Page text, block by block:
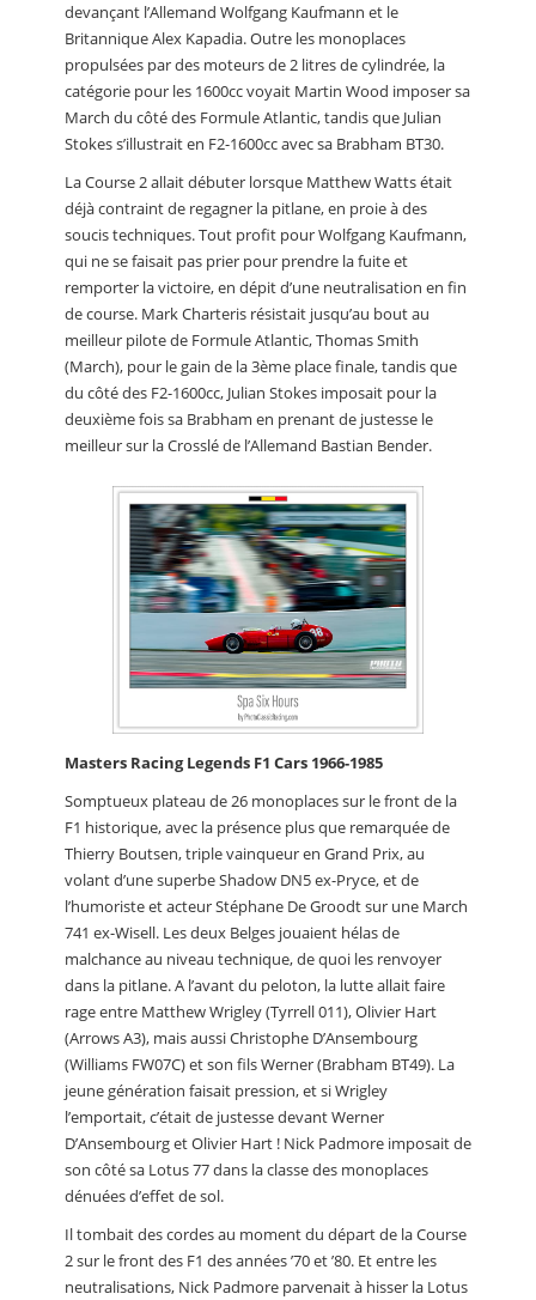
devançant l’Allemand Wolfgang Kaufmann et le
Britannique Alex Kapadia. Outre les monoplaces
propulsées par des moteurs de 2 litres de cylindrée, la
catégorie pour les 1600cc voyait Martin Wood imposer sa
March du côté des Formule Atlantic, tandis que Julian
Stokes s’illustrait en F2-1600cc avec sa Brabham BT30.
La Course 2 allait débuter lorsque Matthew Watts était
déjà contraint de regagner la pitlane, en proie à des
soucis techniques. Tout profit pour Wolfgang Kaufmann,
qui ne se faisait pas prier pour prendre la fuite et
remporter la victoire, en dépit d’une neutralisation en fin
de course. Mark Charteris résistait jusqu’au bout au
meilleur pilote de Formule Atlantic, Thomas Smith
(March), pour le gain de la 3ème place finale, tandis que
du côté des F2-1600cc, Julian Stokes imposait pour la
deuxième fois sa Brabham en prenant de justesse le
meilleur sur la Crosslé de l’Allemand Bastian Bender.
Masters Racing Legends F1 Cars 1966-1985
Somptueux plateau de 26 monoplaces sur le front de la
F1 historique, avec la présence plus que remarquée de
Thierry Boutsen, triple vainqueur en Grand Prix, au
volant d’une superbe Shadow DN5 ex-Pryce, et de
l’humoriste et acteur Stéphane De Groodt sur une March
741 ex-Wisell. Les deux Belges jouaient hélas de
malchance au niveau technique, de quoi les renvoyer
dans la pitlane. A l’avant du peloton, la lutte allait faire
rage entre Matthew Wrigley (Tyrrell 011), Olivier Hart
(Arrows A3), mais aussi Christophe D’Ansembourg
(Williams FW07C) et son fils Werner (Brabham BT49). La
jeune génération faisait pression, et si Wrigley
l’emportait, c’était de justesse devant Werner
D’Ansembourg et Olivier Hart ! Nick Padmore imposait de
son côté sa Lotus 77 dans la classe des monoplaces
dénuées d’effet de sol.
Il tombait des cordes au moment du départ de la Course
2 sur le front des F1 des années ’70 et ’80. Et entre les
neutralisations, Nick Padmore parvenait à hisser la Lotus